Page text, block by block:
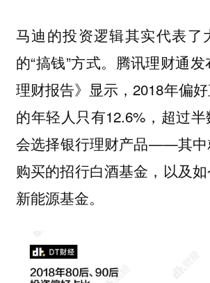
马迪的投资逻辑其实代表了
的“搞钱”方式。腾讯理财通
理财报告》显示，2018年偏
的年轻人只有12.6%，超过
会选择银行理财产品——其中
购买的招行白酒基金，以及
新能源基金。